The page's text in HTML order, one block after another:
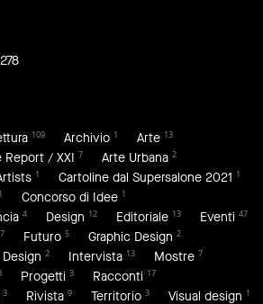
109 Archivio 1 Arte 13
Report / XXI 7 Arte Urbana 2
1 Cartoline dal Supersalone 2021 1
1 Concorso di Idee 1
4 Design 12 Editoriale 13 Eventi 47
7 Futuro 5 Graphic Design 2
2 Intervista 13 Mostre 7
Progetti 3 Racconti 17
3 Rivista 9 Territorio 3 Visual design 1